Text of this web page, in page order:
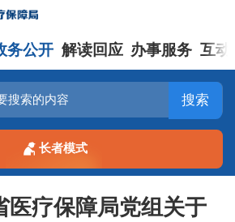
务公开 解读回应 办事服务 互动
搜索
长者模式
医疗保障局党组关于